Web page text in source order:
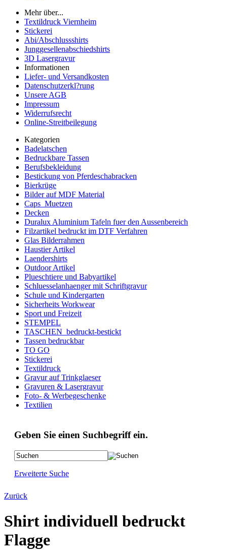
Mehr über...
Textildruck Viernheim
Stickerei
Abi/Abschlussshirts
Junggesellenabschiedshirts
3D Lasergravur
Informationen
Liefer- und Versandkosten
Datenschutzerkl?rung
Unsere AGB
Impressum
Widerrufsrecht
Online-Streitbeilegung
Kategorien
Badelatschen
Bedruckbare Tassen
Berufsbekleidung
Bestickung von Pferdeschabracken
Bierkrüge
Bilder auf MDF Material
Caps_Muetzen
Decken
Duralux Aluminium Tafeln fuer den Aussenbereich
Filzartikel bedruckt im DTF Verfahren
Glas Bilderrahmen
Haustier Artikel
Laendershirts
Outdoor Artikel
Plueschtiere und Babyartikel
Schluesselanhaenger mit Schriftgravur
Schule und Kindergarten
Sicherheits Workwear
Sport und Freizeit
STEMPEL
TASCHEN_bedruckt-bestickt
Tassen bedruckbar
TO GO
Stickerei
Textildruck
Gravur auf Trinkglaeser
Gravuren & Lasergravur
Foto- & Werbegeschenke
Textilien
Geben Sie einen Suchbegriff ein.
Erweiterte Suche
Zurück
Shirt individuell bedruckt
Flagge